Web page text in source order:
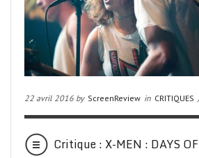
22 avril 2016 by ScreenReview in CRITIQUES
Critique : X-MEN : DAYS